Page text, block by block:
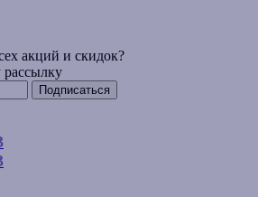
акций и скидок?
Подписаться